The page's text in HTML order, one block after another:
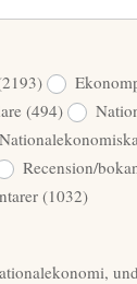
(494)
Recension/
(1032)